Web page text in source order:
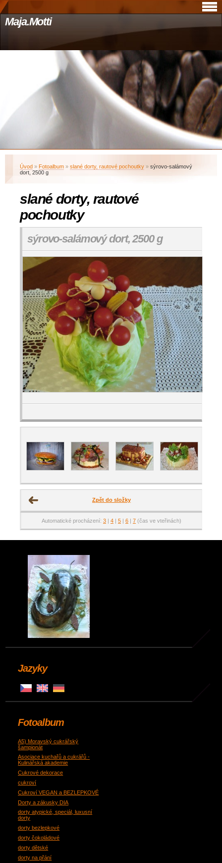
Maja.Motti
Úvod » Fotoalbum » slané dorty, rautové pochoutky » sýrovo-salámový
dort, 2500 g
slané dorty, rautové
pochoutky
sýrovo-salámový dort, 2500 g
Zpět do složky
Automatické procházení: 3 | 4 | 5 | 6 | 7 (čas ve vteřinách)
Jazyky
Fotoalbum
A5) Moravský cukrářský
šampionát
Asociace kuchařů a cukrářů -
Kulinářská akademie
Cukrové dekorace
cukroví
Cukroví VEGAN a BEZLEPKOVÉ
Dorty a zákusky DIA
dorty atypické, speciál, luxusní
dorty
dorty bezlepkové
dorty čokoládové
dorty dětské
dorty na přání